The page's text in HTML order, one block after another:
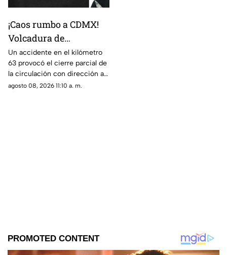
¡Caos rumbo a CDMX!
Volcadura de
camioneta provoca
cierre parcial en la
México-Cuernavaca
Un accidente en el kilómetro
63 provocó el cierre parcial de
la circulación con dirección a
la Ciudad de México.
agosto 08, 2026 11:10 a. m.